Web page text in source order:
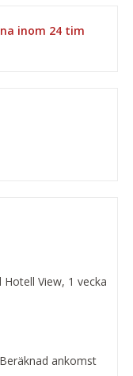
inom 24 tim
View, 1 vecka
ankomst